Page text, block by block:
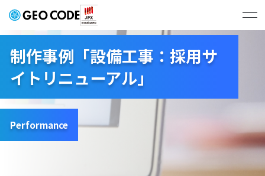
制作実績
# すべて
# コーポレートサイト
# BtoBサービスサイト
# BtoCサービスサイト
# 学校サイト
# 採用サイト
制作事例「設備工事：採用サ
イトリニューアル」
Performance